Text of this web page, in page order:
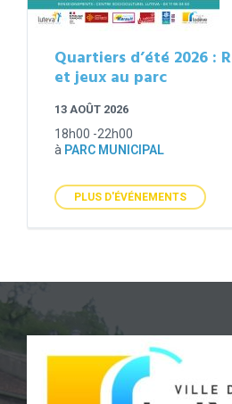
Quartiers d’été 2026 :
et jeux au parc
13 AOÛT 2026
18h00 -22h00
à PARC MUNICIPAL
PLUS D'ÉVÉNEMENTS